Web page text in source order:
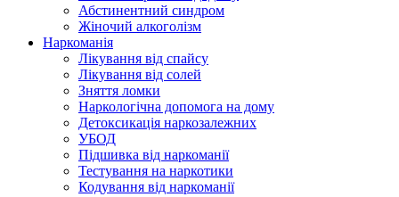
Абстинентний синдром
Жіночий алкоголізм
Наркоманія
Лікування від спайсу
Лікування від солей
Зняття ломки
Наркологічна допомога на дому
Детоксикація наркозалежних
УБОД
Підшивка від наркоманії
Тестування на наркотики
Кодування від наркоманії